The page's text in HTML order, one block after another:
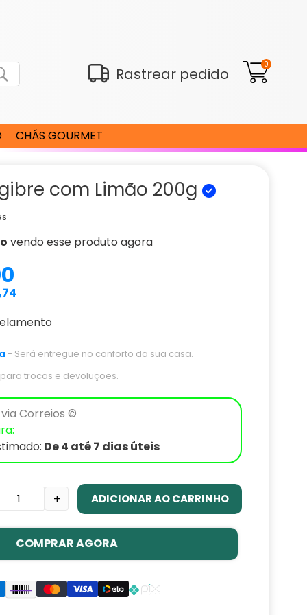
Rastrear pedido
0
CHÁS GOURMET
com Limão 200g
vendo esse produto agora
- Será entregue no conforto da sua casa.
trocas e devoluções.
Correios ©
De 4 até 7 dias úteis
+ ADICIONAR AO CARRINHO
COMPRAR AGORA